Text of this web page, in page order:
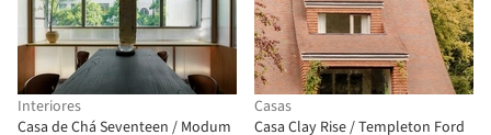
Interiores
Casa de Chá Seventeen / Modum
Casas
Casa Clay Rise / Templeton Ford